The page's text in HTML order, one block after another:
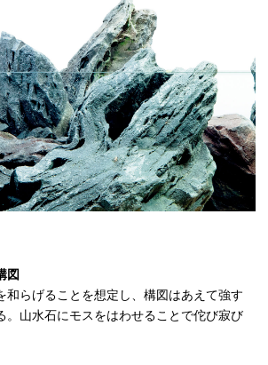
図
和らげることを想定し、構図はあえて強す
。山水石にモスをはわせることで佗び寂び